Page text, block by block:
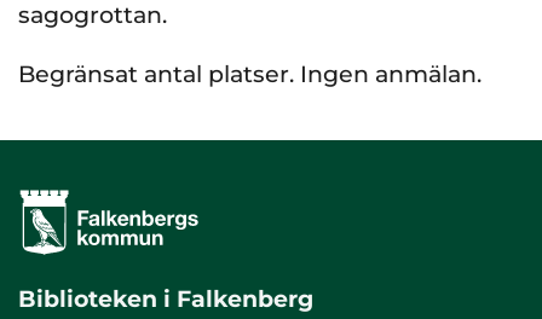
sagogrottan.
Begränsat antal platser. Ingen anmälan.
Biblioteken i Falkenberg